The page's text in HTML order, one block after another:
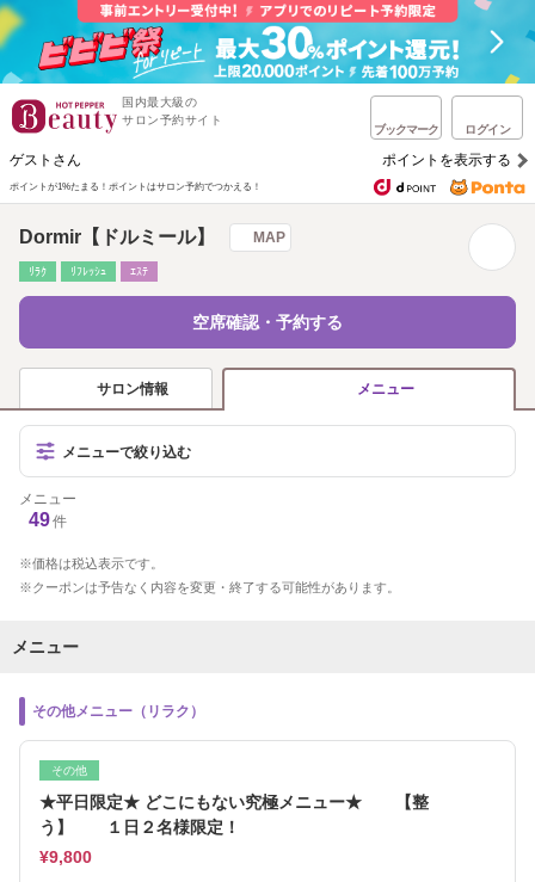
国内最大級の
サロン予約サイト
ブックマーク ログイン
ゲストさん ポイントを表示する
ポイントが1%たまる！ ポイントはサロン予約でつかえる！
Dormir【ドルミール】 MAP
ﾘﾗｸ ﾘﾌﾚｯｼｭ ｴｽﾃ
空席確認・予約する
サロン情報 メニュー
メニューで絞り込む
メニュー
49件
価格は税込表示です。
クーポンは予告なく内容を変更・終了する可能性があります。
メニュー
その他メニュー（リラク）
その他
★平日限定★ どこにもない究極メニュー★ 【整
う】 １日２名様限定！
¥9,800